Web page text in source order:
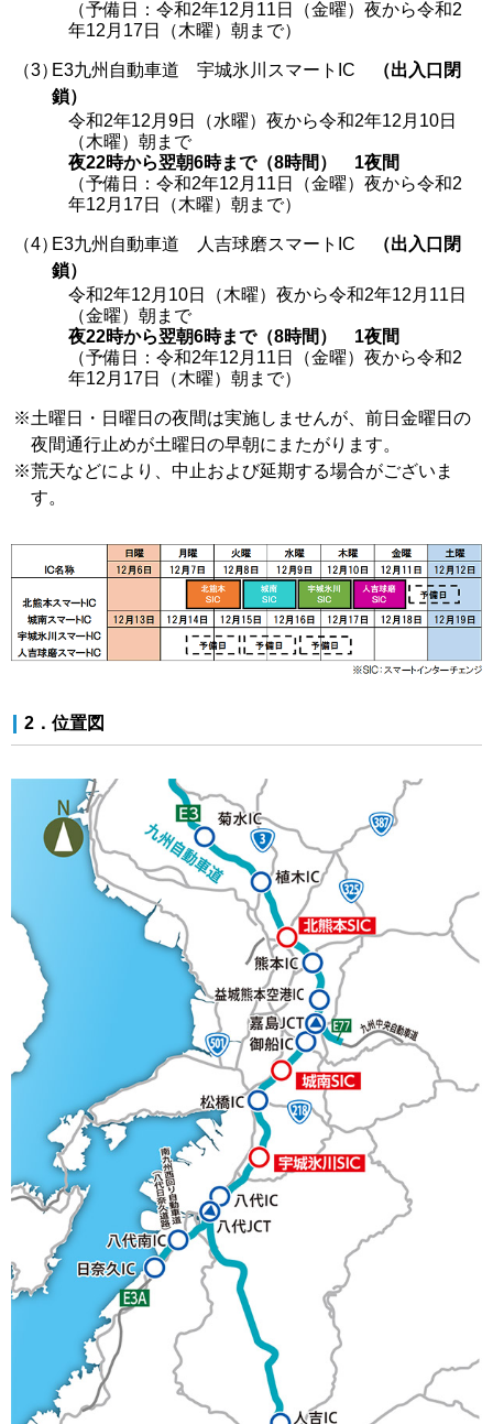
（予備日：令和2年12月11日（金曜）夜から令和2
年12月17日（木曜）朝まで）
（3）E3九州自動車道 宇城氷川スマートIC
（出入口閉
鎖）
令和2年12月9日（水曜）夜から令和2年12月10日
（木曜）朝まで
夜22時から翌朝6時まで（8時間） 1夜間
（予備日：令和2年12月11日（金曜）夜から令和2
年12月17日（木曜）朝まで）
（4）E3九州自動車道 人吉球磨スマートIC
（出入口閉
鎖）
令和2年12月10日（木曜）夜から令和2年12月11日
（金曜）朝まで
夜22時から翌朝6時まで（8時間） 1夜間
（予備日：令和2年12月11日（金曜）夜から令和2
年12月17日（木曜）朝まで）
※土曜日・日曜日の夜間は実施しませんが、前日金曜日の
夜間通行止めが土曜日の早朝にまたがります。
※荒天などにより、中止および延期する場合がございま
す。
2．位置図